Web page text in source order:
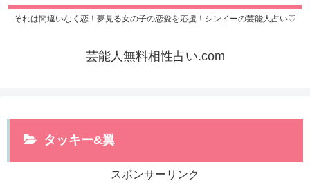
それは間違いなく恋！夢見る女の子の恋愛を応援！シンイーの芸能人占い♡
芸能人無料相性占い.com
タッキー&翼
スポンサーリンク